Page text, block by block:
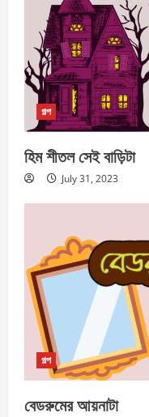
গল্প
হিম শীতল সেই বাড়িটা
July 31, 2023
গল্প
বেডরুমের আয়নাটা